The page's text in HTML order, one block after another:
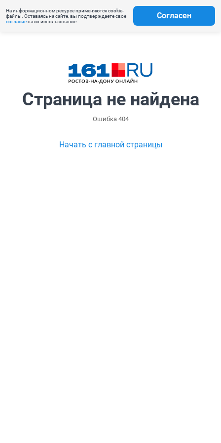
На информационном ресурсе применяются cookie-
файлы. Оставаясь на сайте, вы подтверждаете свое
согласиена их использование.
Согласен
Страница не найдена
Ошибка 404
Начать с главной страницы